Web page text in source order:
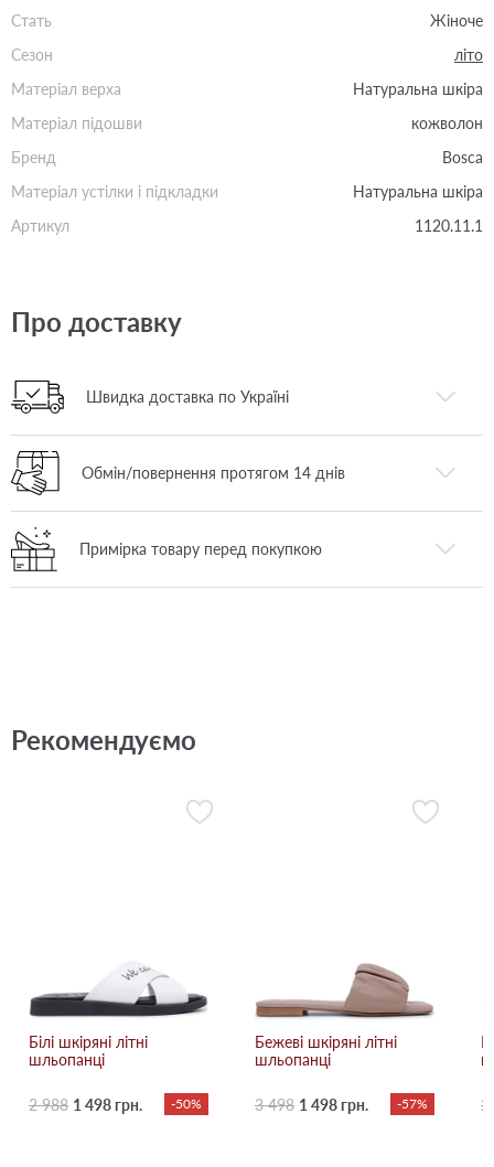
Стать
Жіноче
Сезон
літо
Матеріал верха
Натуральна шкіра
Матеріал підошви
кожволон
Бренд
Bosca
Матеріал устілки і підкладки
Натуральна шкіра
Артикул
1120.11.1
Про доставку
Швидка доставка по Україні
Обмін/повернення протягом 14 днів
Примірка товару перед покупкою
Рекомендуємо
Білі шкіряні літні
шльопанці
2 988 1 498 грн. -50%
Бежевi шкіряні літні
шльопанці
3 498 1 498 грн. -57% 2